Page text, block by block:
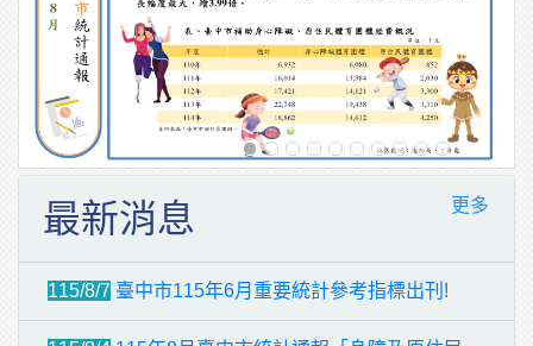
最新消息 更多
115/8/7 臺中市115年6月重要統計參考指標出刊!